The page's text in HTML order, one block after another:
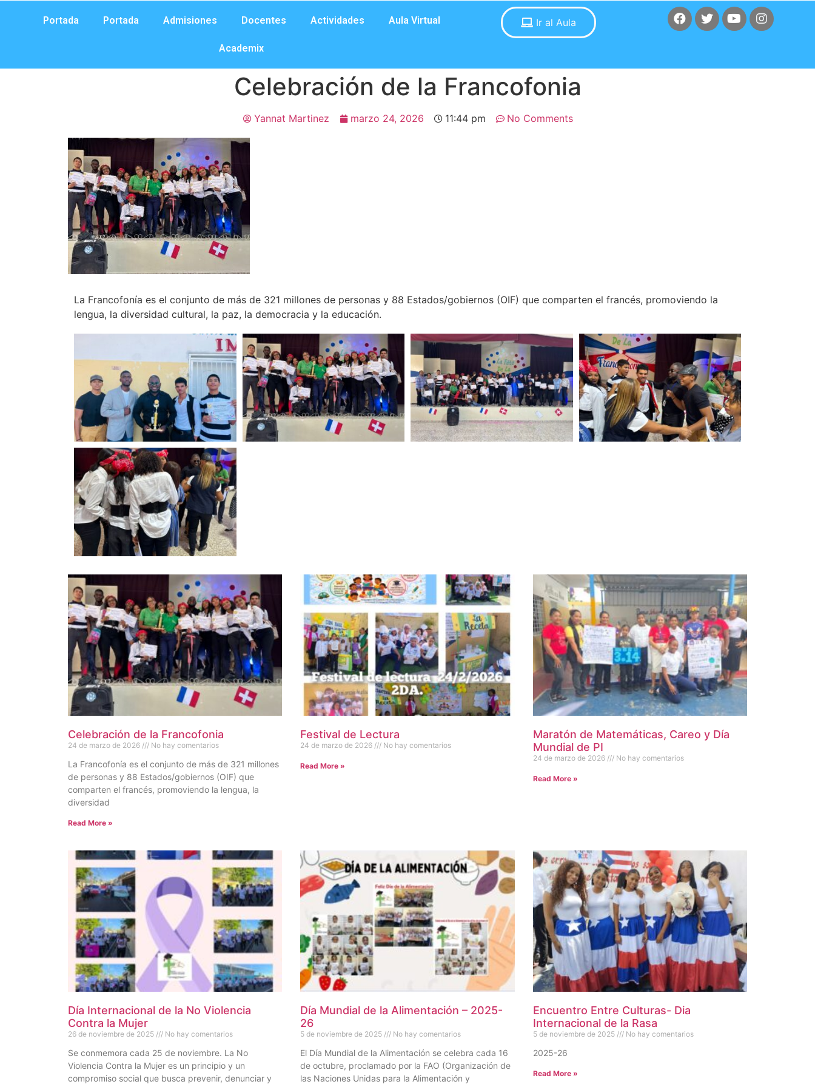
Portada Portada Admisiones Docentes Actividades Aula Virtual
Academix
Ir al Aula
Celebración de la Francofonia
Yannat Martinez marzo 24, 2026 11:44 pm No Comments
La Francofonía es el conjunto de más de 321 millones de personas y 88 Estados/gobiernos (OIF) que comparten el francés, promoviendo la
lengua, la diversidad cultural, la paz, la democracia y la educación.
Celebración de la Francofonia
24 de marzo de 2026 No hay comentarios
La Francofonía es el conjunto de más de 321 millones
de personas y 88 Estados/gobiernos (OIF) que
comparten el francés, promoviendo la lengua, la
diversidad
Read More »
Festival de Lectura
24 de marzo de 2026 No hay comentarios
Read More »
Maratón de Matemáticas, Careo y Día
Mundial de PI
24 de marzo de 2026 No hay comentarios
Read More »
Día Internacional de la No Violencia
Contra la Mujer
26 de noviembre de 2025 No hay comentarios
Se conmemora cada 25 de noviembre. La No
Violencia Contra la Mujer es un principio y un
compromiso social que busca prevenir, denunciar y
Día Mundial de la Alimentación – 2025-
26
5 de noviembre de 2025 No hay comentarios
El Día Mundial de la Alimentación se celebra cada 16
de octubre, proclamado por la FAO (Organización de
las Naciones Unidas para la Alimentación y
Encuentro Entre Culturas- Dia
Internacional de la Rasa
5 de noviembre de 2025 No hay comentarios
2025-26
Read More »